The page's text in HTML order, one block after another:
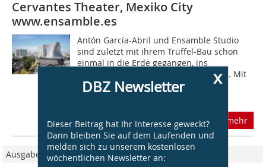
x
DBZ Newsletter
Dieser Beitrag hat Ihr Interesse geweckt?
Dann bleiben Sie auf dem Laufenden und
melden sich zu unserem kostenlosen
wöchentlichen Newsletter an:
Cervantes Theater, Mexiko City
www.ensamble.es
Antón García-Abril und Ensamble Studio
sind zuletzt mit ihrem Trüffel-Bau schon
einmal in die Erde gegangen, ins
Eingemachte, könnte man auch sagen. Mit
dem Cervantes Theater in Mexiko City
mehr
Ausgabe 08/2009